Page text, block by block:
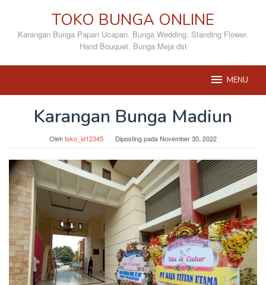
konten
TOKO BUNGA ONLINE
Karangan Bunga Papan Ucapan. Bunga Wedding. Standing Flower.
Hand Bouquet. Bunga Meja dst
MENU
Karangan Bunga Madiun
Olehtoko_id12345 Diposting padaNovember 30, 2022